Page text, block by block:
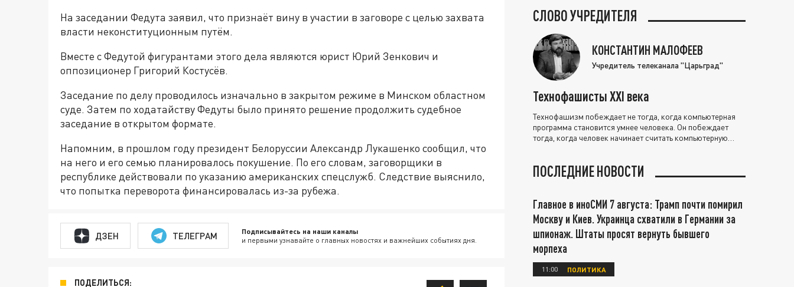
На заседании Федута заявил, что признаёт вину в участии в заговоре с целью захвата
власти неконституционным путём.
Вместе с Федутой фигурантами этого дела являются юрист Юрий Зенкович и
оппозиционер Григорий Костусёв.
Заседание по делу проводилось изначально в закрытом режиме в Минском областном
суде. Затем по ходатайству Федуты было принято решение продолжить судебное
заседание в открытом формате.
Напомним, в прошлом году президент Белоруссии Александр Лукашенко сообщил, что
на него и его семью планировалось покушение. По его словам, заговорщики в
республике действовали по указанию американских спецслужб. Следствие выяснило,
что попытка переворота финансировалась из-за рубежа.
ДЗЕН ТЕЛЕГРАМ Подписывайтесь на наши каналы
и первыми узнавайте о главных новостях и важнейших событиях дня.
ПОДЕЛИТЬСЯ:
СЛОВО УЧРЕДИТЕЛЯ
КОНСТАНТИН МАЛОФЕЕВ
Учредитель телеканала "Царьград"
Технофашисты XXI века
Технофашизм побеждает не тогда, когда компьютерная
программа становится умнее человека. Он побеждает
тогда, когда человек начинает считать компьютерную
ПОСЛЕДНИЕ НОВОСТИ
Главное в иноСМИ 7 августа: Трамп почти помирил
Москву и Киев. Украинца схватили в Германии за
шпионаж. Штаты просят вернуть бывшего
морпеха
11:00 ПОЛИТИКА